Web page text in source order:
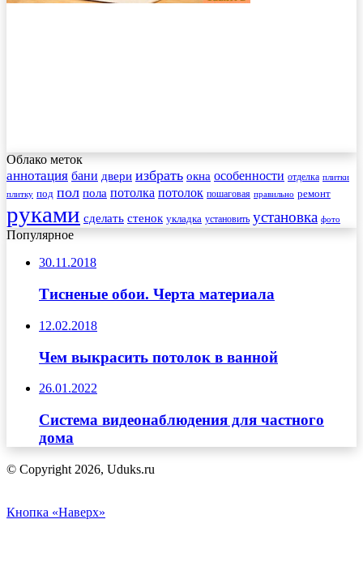
Облако меток
аннотация бани двери избрать окна особенности отделка плитки
плитку под пол пола потолка потолок пошаговая правильно ремонт
руками сделать стенок укладка установить установка фото
Популярное
30.11.2018
Тисненые обои. Черта материала
12.02.2018
Чем выкрасить потолок в ванной
26.01.2022
Система видеонаблюдения для частного
дома
© Copyright 2026, Uduks.ru
Кнопка «Наверх»